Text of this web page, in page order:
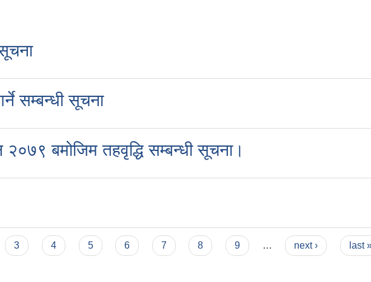
सम्बन्धी सूचना
बमोजिम तहवृद्धि सम्बन्धी सूचना।
3 4 5 6 7 8 9 … next › last